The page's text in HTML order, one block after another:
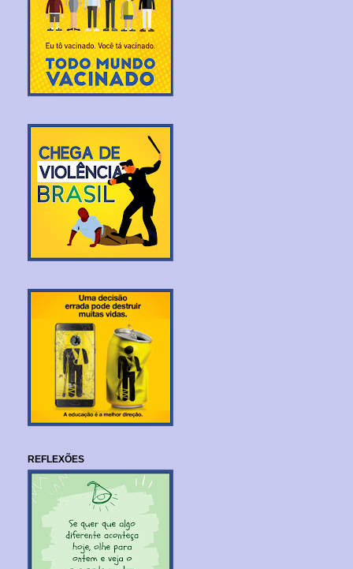
REFLEXÕES